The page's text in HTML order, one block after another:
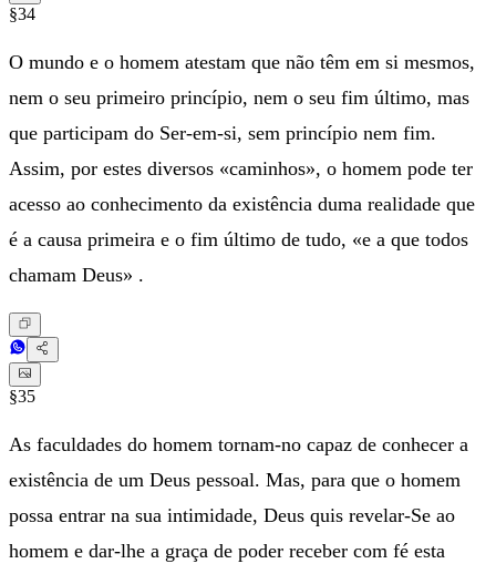
§34
O mundo e o homem atestam que não têm em si mesmos,
nem o seu primeiro princípio, nem o seu fim último, mas
que participam do Ser-em-si, sem princípio nem fim.
Assim, por estes diversos «caminhos», o homem pode ter
acesso ao conhecimento da existência duma realidade que
é a causa primeira e o fim último de tudo, «e a que todos
chamam Deus» .
§35
As faculdades do homem tornam-no capaz de conhecer a
existência de um Deus pessoal. Mas, para que o homem
possa entrar na sua intimidade, Deus quis revelar-Se ao
homem e dar-lhe a graça de poder receber com fé esta